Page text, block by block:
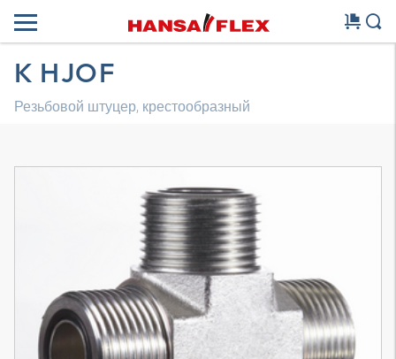
K HJOF
Резьбовой штуцер, крестообразный